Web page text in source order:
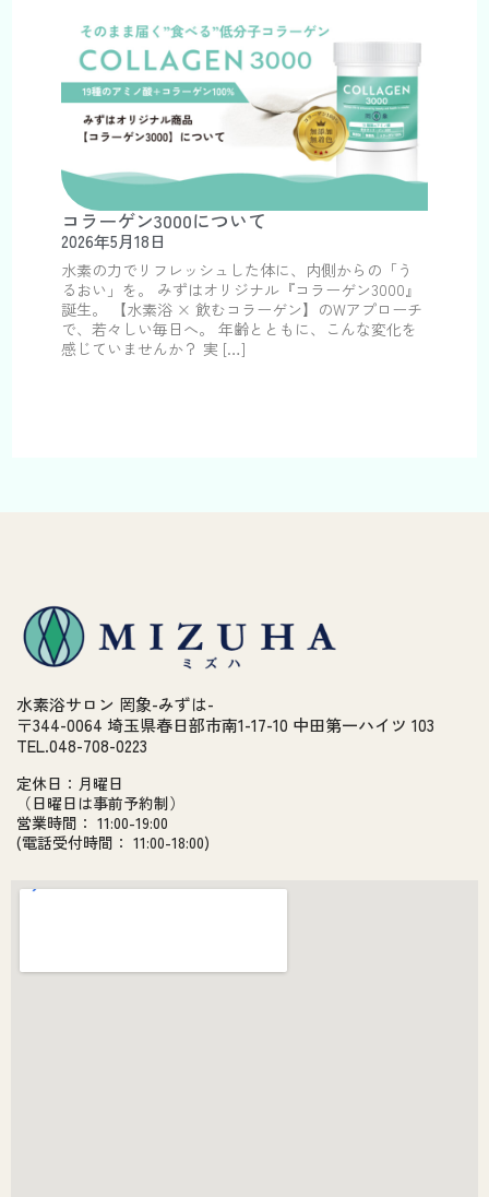
コラーゲン3000について
2026年5月18日
水素の力でリフレッシュした体に、内側からの「う
るおい」を。 みずはオリジナル『コラーゲン3000』
誕生。 【水素浴 × 飲むコラーゲン】のWアプローチ
で、若々しい毎日へ。 年齢とともに、こんな変化を
感じていませんか？ 実 […]
水素浴サロン 罔象-みずは-
〒344-0064 埼玉県春日部市南1-17-10 中田第一ハイツ 103
TEL.048-708-0223
定休日：月曜日
（日曜日は事前予約制）
営業時間： 11:00-19:00
(電話受付時間： 11:00-18:00)